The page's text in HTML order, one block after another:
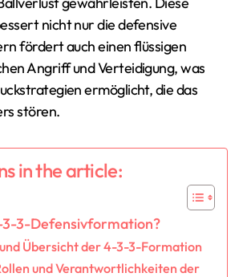
nicht nur die defensive
fördert auch einen flüssigen
Angriff und Verteidigung, was
ermöglicht, die das
stören.
in the article:
3-3-Defensivformation?
Übersicht der 4-3-3-Formation
und Verantwortlichkeiten der